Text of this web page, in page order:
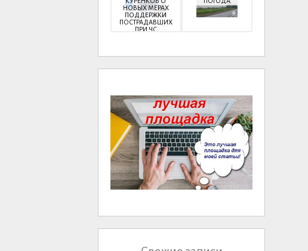
НОВЫХ МЕРАХ
ПОДДЕРЖКИ
ПОСТРАДАВШИХ
ПРИ ЧС